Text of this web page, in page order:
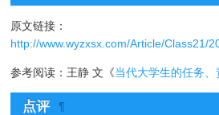
原文链接：
http://www.wyzxsx.com/Article/Class21/
参考阅读：王静 文《当代大学生的任务、
点评 ¶